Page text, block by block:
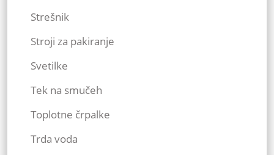
Strešnik
Stroji za pakiranje
Svetilke
Tek na smučeh
Toplotne črpalke
Trda voda